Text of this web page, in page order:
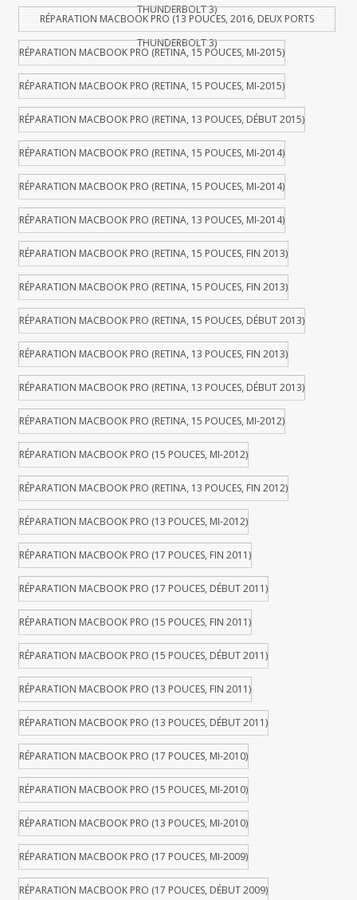
THUNDERBOLT 3)
RÉPARATION MACBOOK PRO (13 POUCES, 2016, DEUX PORTS
THUNDERBOLT 3)
RÉPARATION MACBOOK PRO (RETINA, 15 POUCES, MI-2015)
RÉPARATION MACBOOK PRO (RETINA, 15 POUCES, MI-2015)
RÉPARATION MACBOOK PRO (RETINA, 13 POUCES, DÉBUT 2015)
RÉPARATION MACBOOK PRO (RETINA, 15 POUCES, MI-2014)
RÉPARATION MACBOOK PRO (RETINA, 15 POUCES, MI-2014)
RÉPARATION MACBOOK PRO (RETINA, 13 POUCES, MI-2014)
RÉPARATION MACBOOK PRO (RETINA, 15 POUCES, FIN 2013)
RÉPARATION MACBOOK PRO (RETINA, 15 POUCES, FIN 2013)
RÉPARATION MACBOOK PRO (RETINA, 15 POUCES, DÉBUT 2013)
RÉPARATION MACBOOK PRO (RETINA, 13 POUCES, FIN 2013)
RÉPARATION MACBOOK PRO (RETINA, 13 POUCES, DÉBUT 2013)
RÉPARATION MACBOOK PRO (RETINA, 15 POUCES, MI-2012)
RÉPARATION MACBOOK PRO (15 POUCES, MI-2012)
RÉPARATION MACBOOK PRO (RETINA, 13 POUCES, FIN 2012)
RÉPARATION MACBOOK PRO (13 POUCES, MI-2012)
RÉPARATION MACBOOK PRO (17 POUCES, FIN 2011)
RÉPARATION MACBOOK PRO (17 POUCES, DÉBUT 2011)
RÉPARATION MACBOOK PRO (15 POUCES, FIN 2011)
RÉPARATION MACBOOK PRO (15 POUCES, DÉBUT 2011)
RÉPARATION MACBOOK PRO (13 POUCES, FIN 2011)
RÉPARATION MACBOOK PRO (13 POUCES, DÉBUT 2011)
RÉPARATION MACBOOK PRO (17 POUCES, MI-2010)
RÉPARATION MACBOOK PRO (15 POUCES, MI-2010)
RÉPARATION MACBOOK PRO (13 POUCES, MI-2010)
RÉPARATION MACBOOK PRO (17 POUCES, MI-2009)
RÉPARATION MACBOOK PRO (17 POUCES, DÉBUT 2009)